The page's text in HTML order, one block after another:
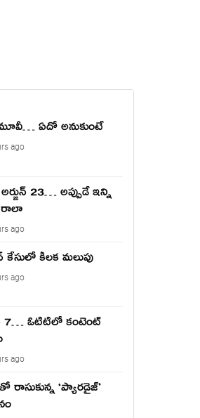
మూవీ… ఏదో అనుకుంటే
ago
అర్జున్ 23… అప్పుడే ఇన్ని
ago
కేసులో కీలక మలుపు
ago
7… ఓటిటిలో కంటెంట్
ago
రాసుకున్న ‘ప్యారడైజ్’